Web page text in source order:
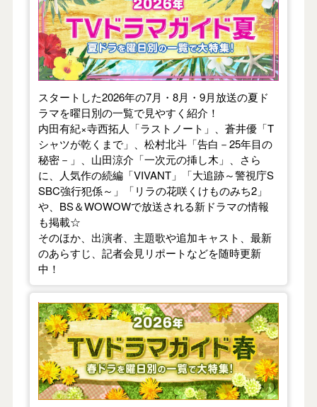
スタートした2026年の7月・8月・9月放送の夏ド
ラマを曜日別の一覧で見やすく紹介！
内田有紀×寺西拓人「ラストノート」、蒼井優「T
シャツが乾くまで」、松村北斗「告白－25年目の
秘密－」、山田涼介「一次元の挿し木」、さら
に、人気作の続編「VIVANT」「大追跡～警視庁S
SBC強行犯係～」「リラの花咲くけものみち2」
や、BS＆WOWOWで放送される新ドラマの情報
も掲載☆
そのほか、出演者、主題歌や追加キャスト、最新
のあらすじ、記者会見リポートなどを随時更新
中！
【2026年春】TVドラマガイド